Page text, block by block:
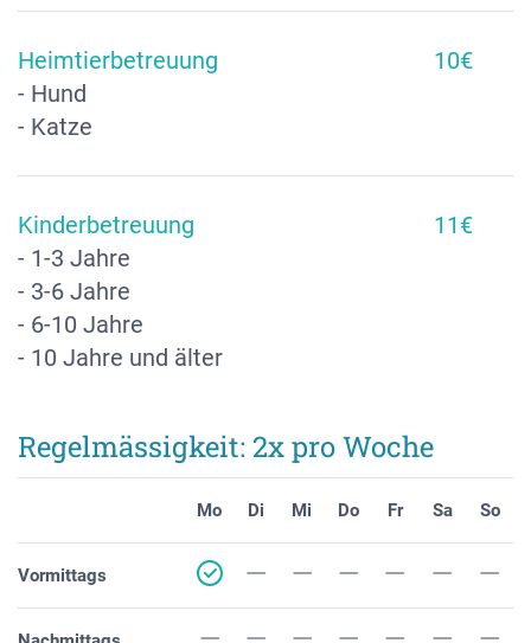
Heimtierbetreuung
- Hund
- Katze
10€
Kinderbetreuung
- 1-3 Jahre
- 3-6 Jahre
- 6-10 Jahre
- 10 Jahre und älter
11€
Regelmässigkeit: 2x pro Woche
Mo Di Mi Do Fr Sa So
Vormittags